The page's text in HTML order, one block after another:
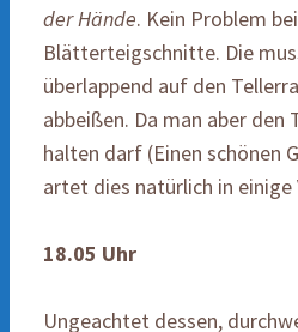
der Hände. Kein Problem
Blätterteigschnitte. Die
überlappend auf den
abbeißen. Da man aber den
halten darf (Einen schönen
artet dies natürlich in einige
18.05 Uhr
Ungeachtet dessen,